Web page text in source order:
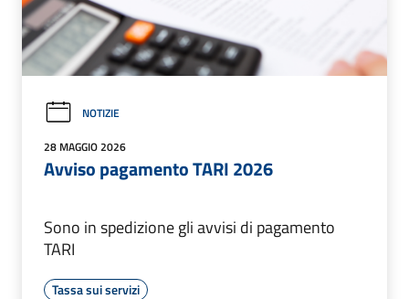
NOTIZIE
28 MAGGIO 2026
Avviso pagamento TARI 2026
Sono in spedizione gli avvisi di pagamento
TARI
Tassa sui servizi